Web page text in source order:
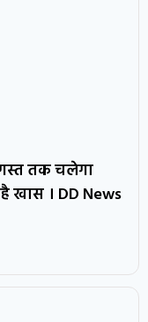
तक चलेगा
खास । DD News